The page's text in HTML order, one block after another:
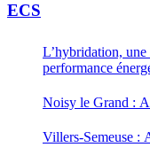
ECS
L’hybridation,
performance
Noisy le Grand :
Villers-Semeuse :